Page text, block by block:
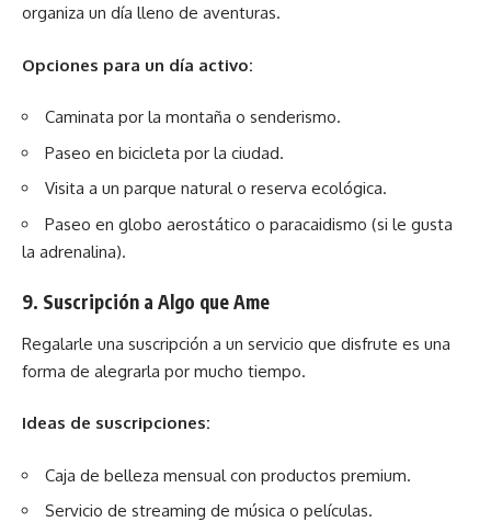
organiza un día lleno de aventuras.
Opciones para un día activo:
Caminata por la montaña o senderismo.
Paseo en bicicleta por la ciudad.
Visita a un parque natural o reserva ecológica.
Paseo en globo aerostático o paracaidismo (si le gusta
la adrenalina).
9. Suscripción a Algo que Ame
Regalarle una suscripción a un servicio que disfrute es una
forma de alegrarla por mucho tiempo.
Ideas de suscripciones:
Caja de belleza mensual con productos premium.
Servicio de streaming de música o películas.